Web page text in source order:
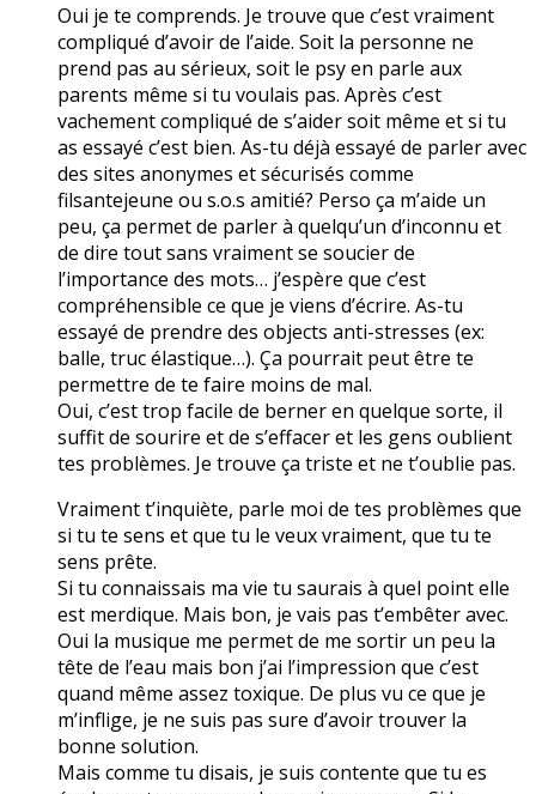
Oui je te comprends. Je trouve que c’est vraiment
compliqué d’avoir de l’aide. Soit la personne ne
prend pas au sérieux, soit le psy en parle aux
parents même si tu voulais pas. Après c’est
vachement compliqué de s’aider soit même et si tu
as essayé c’est bien. As-tu déjà essayé de parler avec
des sites anonymes et sécurisés comme
filsantejeune ou s.o.s amitié? Perso ça m’aide un
peu, ça permet de parler à quelqu’un d’inconnu et
de dire tout sans vraiment se soucier de
l’importance des mots… j’espère que c’est
compréhensible ce que je viens d’écrire. As-tu
essayé de prendre des objects anti-stresses (ex:
balle, truc élastique…). Ça pourrait peut être te
permettre de te faire moins de mal.
Oui, c’est trop facile de berner en quelque sorte, il
suffit de sourire et de s’effacer et les gens oublient
tes problèmes. Je trouve ça triste et ne t’oublie pas.
Vraiment t’inquiète, parle moi de tes problèmes que
si tu te sens et que tu le veux vraiment, que tu te
sens prête.
Si tu connaissais ma vie tu saurais à quel point elle
est merdique. Mais bon, je vais pas t’embêter avec.
Oui la musique me permet de me sortir un peu la
tête de l’eau mais bon j’ai l’impression que c’est
quand même assez toxique. De plus vu ce que je
m’inflige, je ne suis pas sure d’avoir trouver la
bonne solution.
Mais comme tu disais, je suis contente que tu es